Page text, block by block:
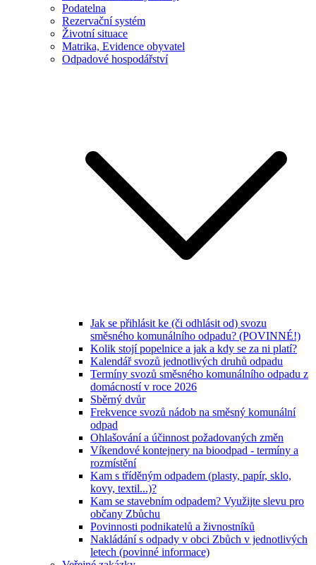
Podatelna
Rezervační systém
Životní situace
Matrika, Evidence obyvatel
Odpadové hospodářství
Jak se přihlásit ke (či odhlásit od) svozu
směsného komunálního odpadu? (POVINNÉ!)
Kolik stojí popelnice a jak a kdy se za ni platí?
Kalendář svozů jednotlivých druhů odpadu
Termíny svozů směsného komunálního odpadu z
domácností v roce 2026
Sběrný dvůr
Frekvence svozů nádob na směsný komunální
odpad
Ohlašování a účinnost požadovaných změn
Víkendové kontejnery na bioodpad - termíny a
rozmístění
Kam s tříděným odpadem (plasty, papír, sklo,
kovy, textil...)?
Kam se stavebním odpadem? Využijte slevu pro
občany Zbůchu
Povinnosti podnikatelů a živnostníků
Nakládání s odpady v obci Zbůch v jednotlivých
letech (povinné informace)